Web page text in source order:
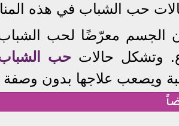
حب الشباب في هذه
الجسم معرّضًا لحب الشباب
وتشكل حالات حب
ويصعب علاجها بدون وصفة